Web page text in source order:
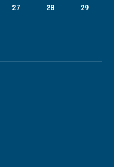
27 28 29